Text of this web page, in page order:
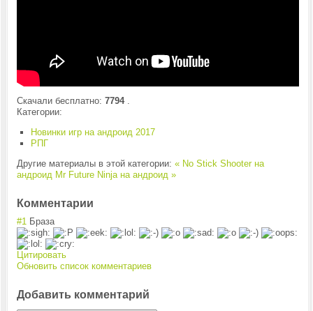
Скачали бесплатно: 7794.
Категории:
Новинки игр на андроид 2017
РПГ
Другие материалы в этой категории: « No Stick Shooter на
андроид Mr Future Ninja на андроид »
Комментарии
#1 Браза
Цитировать
Обновить список комментариев
Добавить комментарий